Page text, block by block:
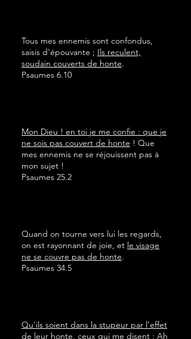
Tous mes ennemis sont confondus,
saisis d'épouvante ; Ils reculent,
soudain couverts de honte.
Psaumes 6.10
Mon Dieu ! en toi je me confie : que je
ne sois pas couvert de honte ! Que
mes ennemis ne se réjouissent pas à
mon sujet !
Psaumes 25.2
Quand on tourne vers lui les regards,
on est rayonnant de joie, et le visage
ne se couvre pas de honte.
Psaumes 34.5
Qu'ils soient dans la stupeur par l'effet
de leur honte, ceux qui me disent : Ah